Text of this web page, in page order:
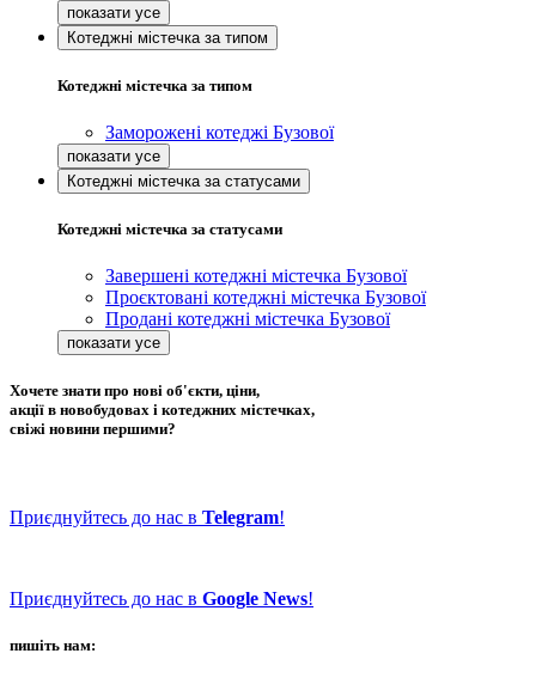
Котеджні містечка за типом
Котеджні містечка за типом
Заморожені котеджі Бузової
Котеджні містечка за статусами
Котеджні містечка за статусами
Завершені котеджні містечка Бузової
Проєктовані котеджні містечка Бузової
Продані котеджні містечка Бузової
Хочете знати про нові об'єкти, ціни,
акції в новобудовах і котеджних містечках,
свіжі новини першими?
Приєднуйтесь до нас в Telegram!
Приєднуйтесь до нас в Google News!
пишіть нам: